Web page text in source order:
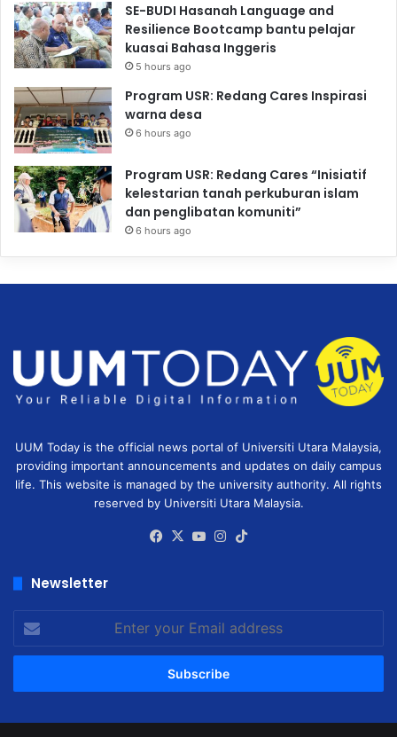
SE-BUDI Hasanah Language and
Resilience Bootcamp bantu pelajar
kuasai Bahasa Inggeris
5 hours ago
Program USR: Redang Cares Inspirasi
warna desa
6 hours ago
Program USR: Redang Cares “Inisiatif
kelestarian tanah perkuburan islam
dan penglibatan komuniti”
6 hours ago
UUM Today is the official news portal of Universiti Utara Malaysia,
providing important announcements and updates on daily campus
life. This website is managed by the university authority. All rights
reserved by Universiti Utara Malaysia.
Facebook
X YouTubeInstagram
Newsletter
your
Email